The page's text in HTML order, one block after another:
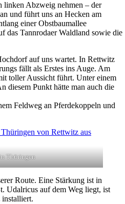
linken Abzweig nehmen – der
und führt uns an Hecken am
einer Obstbaumallee
das Tannrodaer Waldland sowie die
auf uns wartet. In Rettwitz
fällt als Erstes ins Auge. Am
toller Aussicht führt. Unter einem
diesem Punkt hätte man auch die
Feldweg an Pferdekoppeln und
Thüringen
Route. Eine Stärkung ist in
Udalricus auf dem Weg liegt, ist